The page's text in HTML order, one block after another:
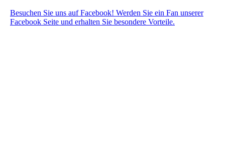
Besuchen Sie uns auf Facebook! Werden Sie ein Fan unserer
Facebook Seite und erhalten Sie besondere Vorteile.